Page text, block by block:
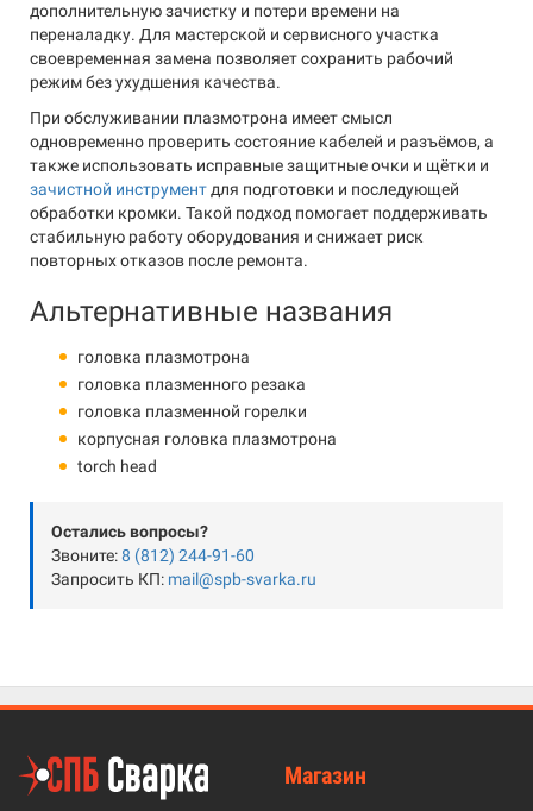
дополнительную зачистку и потери времени на
переналадку. Для мастерской и сервисного участка
своевременная замена позволяет сохранить рабочий
режим без ухудшения качества.
При обслуживании плазмотрона имеет смысл
одновременно проверить состояние кабелей и разъёмов, а
также использовать исправные защитные очки и щётки и
зачистной инструмент для подготовки и последующей
обработки кромки. Такой подход помогает поддерживать
стабильную работу оборудования и снижает риск
повторных отказов после ремонта.
Альтернативные названия
головка плазмотрона
головка плазменного резака
головка плазменной горелки
корпусная головка плазмотрона
torch head
Остались вопросы?
Звоните:8 (812) 244-91-60
Запросить КП: mail@spb-svarka.ru
Магазин